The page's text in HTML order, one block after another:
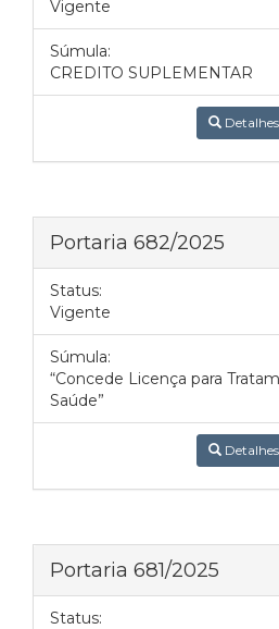
Vigente
Súmula:
CREDITO SUPLEMENTAR
Detalhes
Portaria 682/2025
Status:
Vigente
Súmula:
“Concede Licença para
Saúde”
Detalhes
Portaria 681/2025
Status: